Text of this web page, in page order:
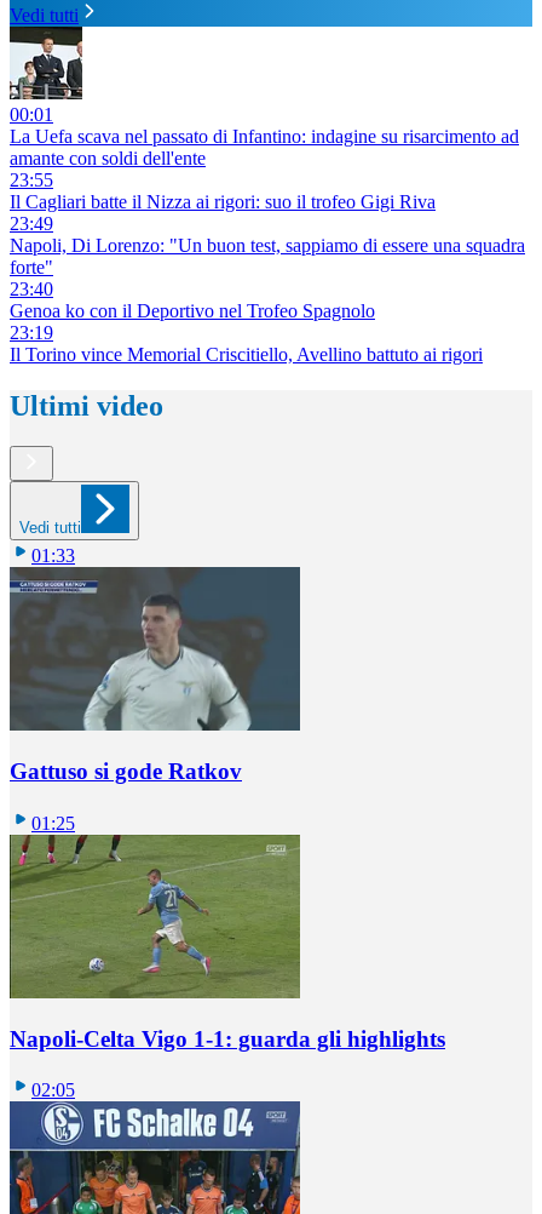
Vedi tutti
00:01
La Uefa scava nel passato di Infantino: indagine su risarcimento ad
amante con soldi dell'ente
23:55
Il Cagliari batte il Nizza ai rigori: suo il trofeo Gigi Riva
23:49
Napoli, Di Lorenzo: "Un buon test, sappiamo di essere una squadra
forte"
23:40
Genoa ko con il Deportivo nel Trofeo Spagnolo
23:19
Il Torino vince Memorial Criscitiello, Avellino battuto ai rigori
Ultimi video
Vedi tutti
01:33
Gattuso si gode Ratkov
01:25
Napoli-Celta Vigo 1-1: guarda gli highlights
02:05